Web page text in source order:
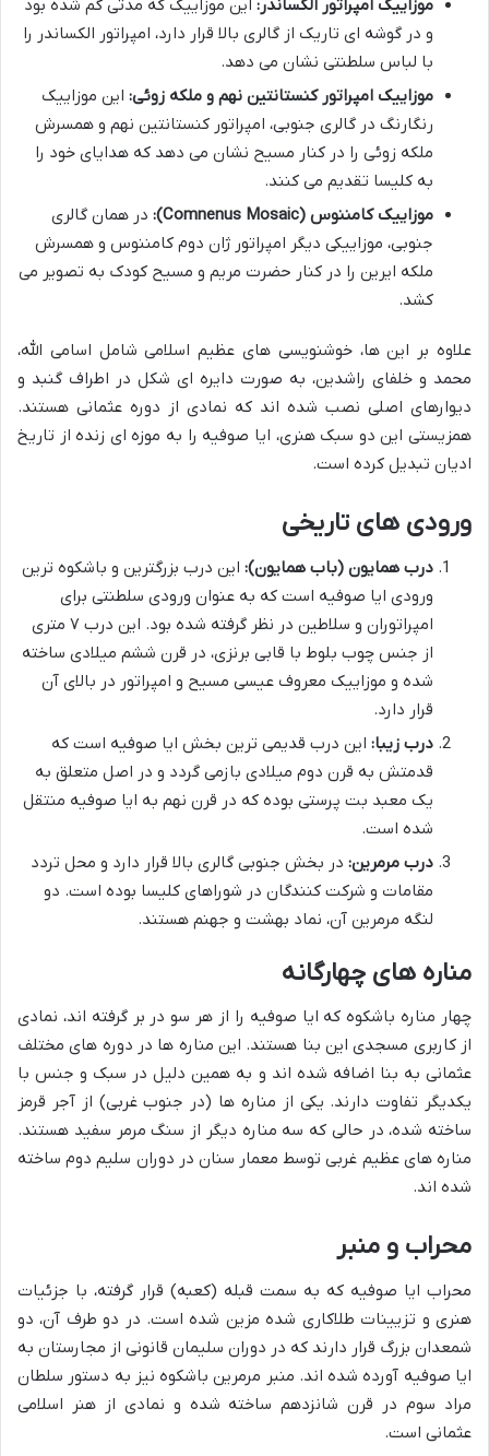
موزاییک امپراتور الکساندر: این موزاییک که مدتی گم شده بود
و در گوشه ای تاریک از گالری بالا قرار دارد، امپراتور الکساندر را
با لباس سلطنتی نشان می دهد.
موزاییک امپراتور کنستانتین نهم و ملکه زوئی: این موزاییک
رنگارنگ در گالری جنوبی، امپراتور کنستانتین نهم و همسرش
ملکه زوئی را در کنار مسیح نشان می دهد که هدایای خود را
به کلیسا تقدیم می کنند.
موزاییک کامننوس (Comnenus Mosaic):
در همان گالری
جنوبی، موزاییکی دیگر امپراتور ژان دوم کامننوس و همسرش
ملکه ایرین را در کنار حضرت مریم و مسیح کودک به تصویر می
کشد.
علاوه بر این ها، خوشنویسی های عظیم اسلامی شامل اسامی الله،
محمد و خلفای راشدین، به صورت دایره ای شکل در اطراف گنبد و
دیوارهای اصلی نصب شده اند که نمادی از دوره عثمانی هستند.
همزیستی این دو سبک هنری، ایا صوفیه را به موزه ای زنده از تاریخ
ادیان تبدیل کرده است.
ورودی های تاریخی
درب همایون (باب همایون): این درب بزرگترین و باشکوه ترین
ورودی ایا صوفیه است که به عنوان ورودی سلطنتی برای
امپراتوران و سلاطین در نظر گرفته شده بود. این درب ۷ متری
از جنس چوب بلوط با قابی برنزی، در قرن ششم میلادی ساخته
شده و موزاییک معروف عیسی مسیح و امپراتور در بالای آن
قرار دارد.
درب زیبا: این درب قدیمی ترین بخش ایا صوفیه است که
قدمتش به قرن دوم میلادی بازمی گردد و در اصل متعلق به
یک معبد بت پرستی بوده که در قرن نهم به ایا صوفیه منتقل
شده است.
درب مرمرین: در بخش جنوبی گالری بالا قرار دارد و محل تردد
مقامات و شرکت کنندگان در شوراهای کلیسا بوده است. دو
لنگه مرمرین آن، نماد بهشت و جهنم هستند.
مناره های چهارگانه
چهار مناره باشکوه که ایا صوفیه را از هر سو در بر گرفته اند، نمادی
از کاربری مسجدی این بنا هستند. این مناره ها در دوره های مختلف
عثمانی به بنا اضافه شده اند و به همین دلیل در سبک و جنس با
یکدیگر تفاوت دارند. یکی از مناره ها (در جنوب غربی) از آجر قرمز
ساخته شده، در حالی که سه مناره دیگر از سنگ مرمر سفید هستند.
مناره های عظیم غربی توسط معمار سنان در دوران سلیم دوم ساخته
شده اند.
محراب و منبر
محراب ایا صوفیه که به سمت قبله (کعبه) قرار گرفته، با جزئیات
هنری و تزیینات طلاکاری شده مزین شده است. در دو طرف آن، دو
شمعدان بزرگ قرار دارند که در دوران سلیمان قانونی از مجارستان به
ایا صوفیه آورده شده اند. منبر مرمرین باشکوه نیز به دستور سلطان
مراد سوم در قرن شانزدهم ساخته شده و نمادی از هنر اسلامی
عثمانی است.